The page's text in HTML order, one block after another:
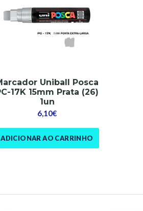
Uniball Posca
17K 15mm Prata (26)
1un
6,10€
ADICIONAR AO CARRINHO